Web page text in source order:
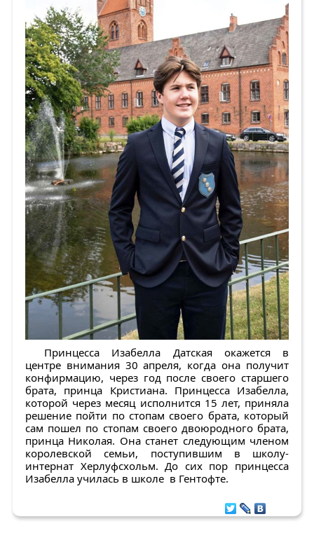
Принцесса Изабелла Датская окажется в
центре внимания 30 апреля, когда она получит
конфирмацию, через год после своего старшего
брата, принца Кристиана. Принцесса Изабелла,
которой через месяц исполнится 15 лет, приняла
решение пойти по стопам своего брата, который
сам пошел по стопам своего двоюродного брата,
принца Николая. Она станет следующим членом
королевской семьи, поступившим в школу-
интернат Херлуфсхольм. До сих пор принцесса
Изабелла училась в школе в Гентофте.